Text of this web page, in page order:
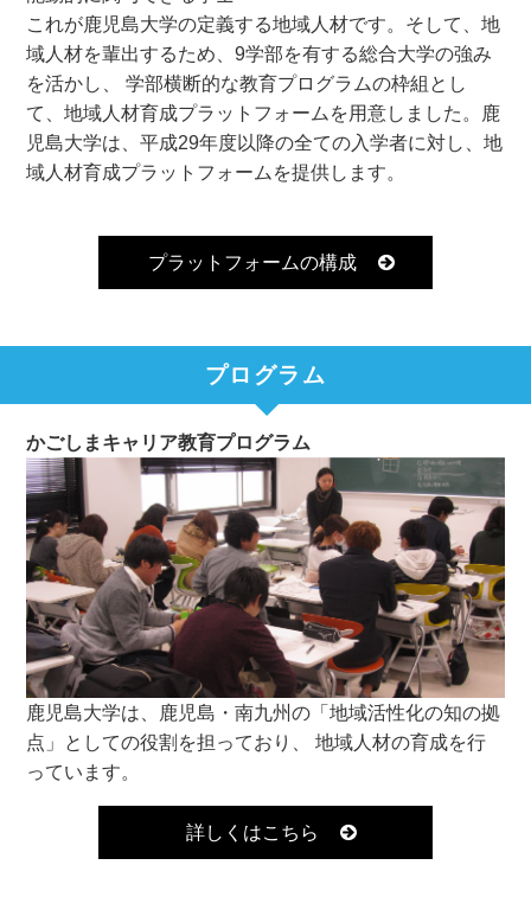
これが鹿児島大学の定義する地域人材です。そして、地
域人材を輩出するため、9学部を有する総合大学の強み
を活かし、 学部横断的な教育プログラムの枠組とし
て、地域人材育成プラットフォームを用意しました。鹿
児島大学は、平成29年度以降の全ての入学者に対し、地
域人材育成プラットフォームを提供します。
プラットフォームの構成
プログラム
かごしまキャリア教育プログラム
鹿児島大学は、鹿児島・南九州の「地域活性化の知の拠
点」としての役割を担っており、 地域人材の育成を行
っています。
詳しくはこちら